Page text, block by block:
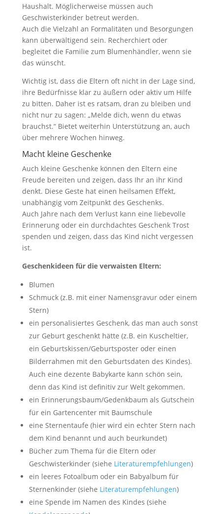
Haushalt. Möglicherweise müssen auch
Geschwisterkinder betreut werden.
Auch die Vielzahl an Formalitäten und Besorgungen
kann überwältigend sein. Recherchiert oder
begleitet die Familie zum Blumenhändler, wenn sie
das wünscht.
Wichtig ist, dass die Eltern oft nicht in der Lage sind,
ihre Bedürfnisse klar zu äußern oder aktiv um Hilfe
zu bitten. Daher ist es ratsam, dran zu bleiben und
nicht nur zu sagen: „Melde dich, wenn du etwas
brauchst.“ Bietet weiterhin Unterstützung an, auch
über mehrere Wochen hinweg.
Macht kleine Geschenke
Auch kleine Geschenke können den Eltern eine
Freude bereiten und zeigen, dass Ihr an ihr Kind
denkt. Diese Geste hat einen heilsamen Effekt,
unabhängig vom Zeitpunkt des Geschenks.
Auch Jahre nach dem Verlust kann eine liebevolle
Erinnerung oder ein durchdachtes Geschenk Trost
spenden und zeigen, dass das Kind nicht vergessen
ist.
Geschenkideen für die verwaisten Eltern:
Blumen
Schmuck (z.B. mit einer Namensgravur oder einem
Stern)
ein personalisiertes Geschenk, das man auch sonst
zur Geburt geschenkt hätte (z.B. ein Kuscheltier,
ein Geburtskissen/Geburtsposter oder einen
Bilderrahmen mit den Geburtsdaten des Kindes).
Auch eine dezente Babykarte kann schön sein,
denn das Kind ist definitiv zur Welt gekommen.
ein Erinnerungsbaum/Gedenkbaum als Gutschein
für ein Gartencenter mit Baumschule
eine Sternentaufe (hier wird ein echter Stern nach
dem Kind benannt und auch beurkundet)
Bücher zum Thema für die Eltern oder
Geschwisterkinder (siehe Literaturempfehlungen)
ein leeres Fotoalbum oder ein Babyalbum für
Sternenkinder (siehe Literaturempfehlungen)
eine Spende im Namen des Kindes (siehe